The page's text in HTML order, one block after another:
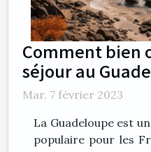
Comment bien
séjour au
Mar. 7 février 2023
La Guadeloupe est
populaire pour les